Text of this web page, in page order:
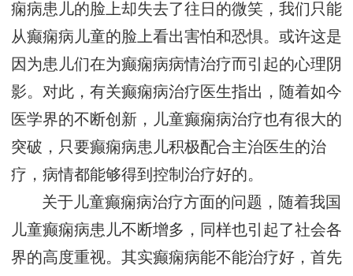
痫病患儿的脸上却失去了往日的微笑，我们只能
从癫痫病儿童的脸上看出害怕和恐惧。或许这是
因为患儿们在为癫痫病病情治疗而引起的心理阴
影。对此，有关癫痫病治疗医生指出，随着如今
医学界的不断创新，儿童癫痫病治疗也有很大的
突破，只要癫痫病患儿积极配合主治医生的治
疗，病情都能够得到控制治疗好的。
关于儿童癫痫病治疗方面的问题，随着我国
儿童癫痫病患儿不断增多，同样也引起了社会各
界的高度重视。其实癫痫病能不能治疗好，首先